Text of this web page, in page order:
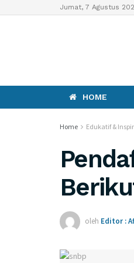
Jumat, 7 Agustus
HOME
Home Edukatif &
oleh Editor :